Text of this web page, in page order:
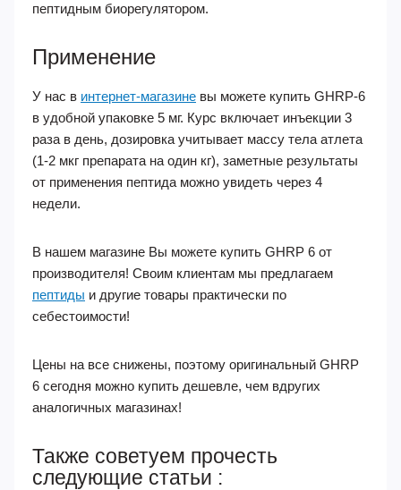
пептидным биорегулятором.
Применение
У нас в интернет-магазине вы можете купить GHRP-6
в удобной упаковке 5 мг. Курс включает инъекции 3
раза в день, дозировка учитывает массу тела атлета
(1-2 мкг препарата на один кг), заметные результаты
от применения пептида можно увидеть через 4
недели.
В нашем магазине Вы можете купить GHRP 6 от
производителя! Своим клиентам мы предлагаем
пептиды и другие товары практически по
себестоимости!
Цены на все снижены, поэтому оригинальный GHRP
6 сегодня можно купить дешевле, чем вдругих
аналогичных магазинах!
Также советуем прочесть
следующие статьи :